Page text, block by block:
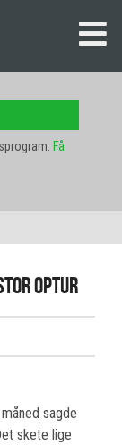
Få
optur
sagde
skete lige